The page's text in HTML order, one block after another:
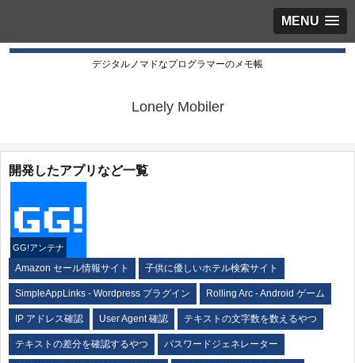
MENU
デジタルノマドなプログラマーのメモ帳
Lonely Mobiler
開発したアプリなど一覧
GG!アンテナ
Amazon セール情報サイト 子供に優しいホテル検索サイト
SimpleAppLinks - Wordpress プラグイン Rolling Arc - Android ゲーム
IP アドレス確認 User Agent 確認 テキストの文字数を数えるやつ
テキストの差分を確認するやつ パスワードジェネレーター